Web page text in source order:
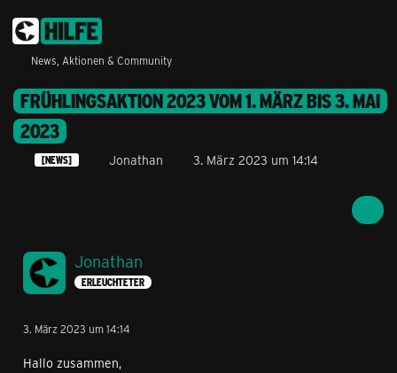
News, Aktionen & Community
FRÜHLINGSAKTION 2023 VOM 1. MÄRZ BIS 3. MAI
2023
[NEWS] Jonathan 3. März 2023 um 14:14
Jonathan
ERLEUCHTETER
3. März 2023 um 14:14
Hallo zusammen,